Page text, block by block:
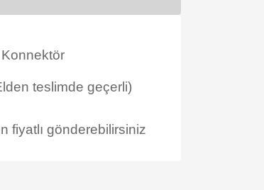
teslimde geçerli)
fiyatlı gönderebilirsiniz